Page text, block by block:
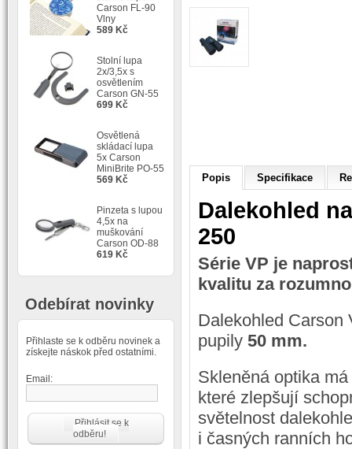
Carson FL-90
Vlny
589 Kč
Stolní lupa
2x/3,5x s
osvětlením
Carson GN-55
699 Kč
Osvětlená
skládací lupa
5x Carson
MiniBrite PO-55
569 Kč
Pinzeta s lupou
4,5x na
muškování
Carson OD-88
619 Kč
Odebírat novinky
Přihlaste se k odběru novinek a
získejte náskok před ostatními.
Email:
Přihlásit se k
odběru!
Popis Specifikace
Dalekohled
250
Série VP je
kvalitu za
Dalekohled
pupily 50 mm.
Skleněná optika má
které zlepšují
světelnost
i časných ranních